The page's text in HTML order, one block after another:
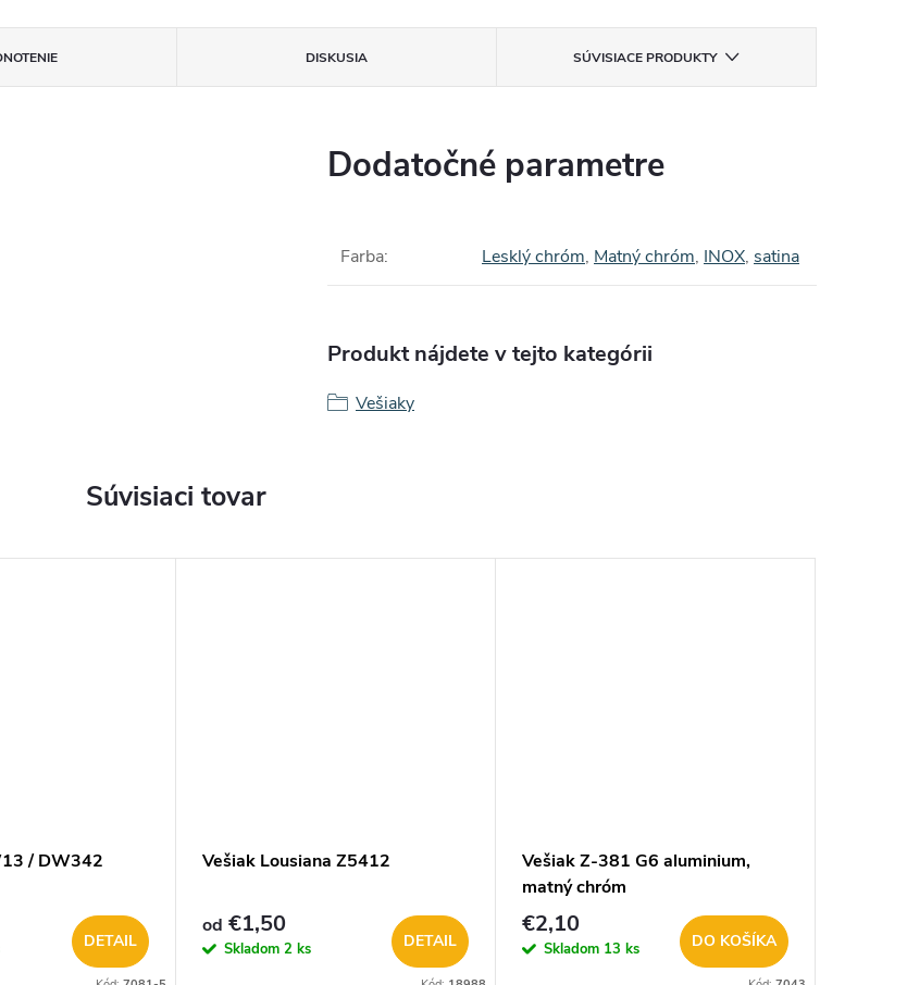
DISKUSIA SÚVISIACE PRODUKTY
Dodatočné parametre
Farba: Lesklý chróm, Matný chróm, INOX, satina
Produkt nájdete v tejto kategórii
Vešiaky
Súvisiaci tovar
/ DW342
DETAIL
Vešiak Lousiana Z5412
od €1,50
Skladom 2 ks DETAIL
Vešiak Z-381 G6 aluminium,
matný chróm
€2,10
Skladom 13 ks DO KOŠÍKA